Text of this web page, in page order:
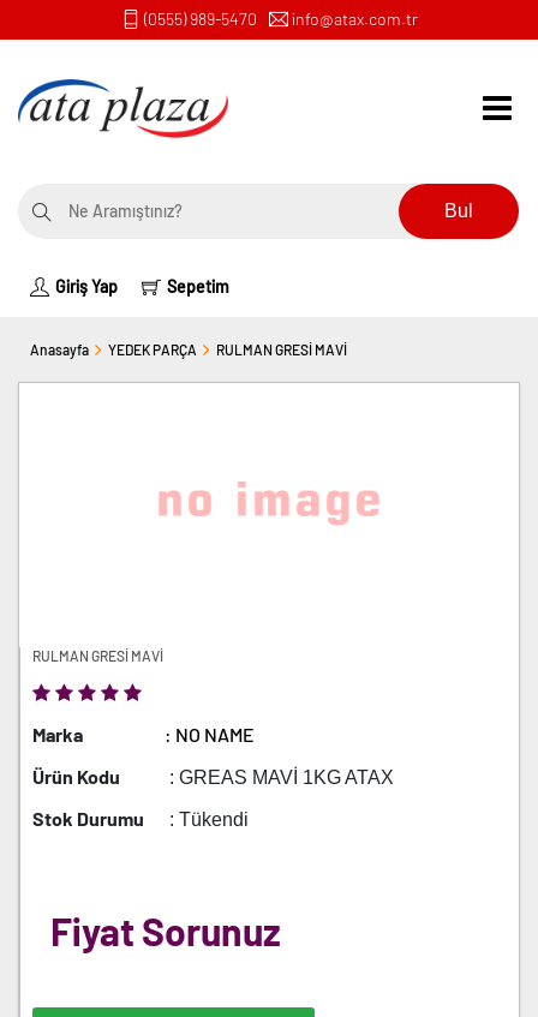
(0555) 989-5470 info@atax.com.tr
Bul
Giriş Yap Sepetim
Anasayfa YEDEK PARÇA RULMAN GRESİ MAVİ
RULMAN GRESİ MAVİ
Marka
: NO NAME
Ürün Kodu
: GREAS MAVİ 1KG ATAX
Stok Durumu : Tükendi
Fiyat Sorunuz